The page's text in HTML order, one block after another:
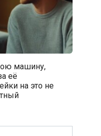
машину,
её
на это не